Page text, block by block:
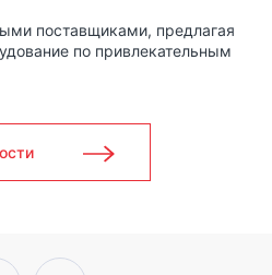
поставщиками, предлагая
по привлекательным